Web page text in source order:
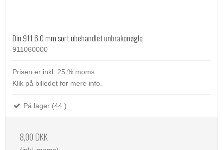
Din 911 6.0 mm sort ubehandlet unbrakonøgle
911060000
Prisen er inkl. 25 % moms.
Klik på billedet for mere info.
På lager (44 )
8,00 DKK